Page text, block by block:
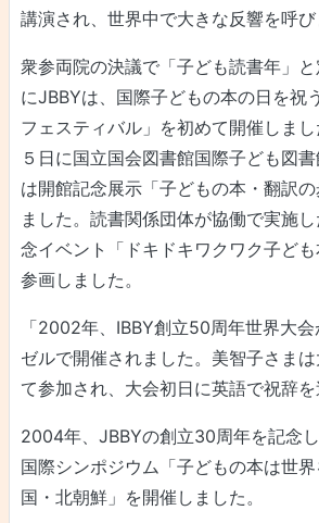
講演され、世界中で大きな反響を呼び
衆参両院の決議で「子ども読書年」
にJBBYは、国際子どもの本の日を祝
フェスティバル」を初めて開催しま
５日に国立国会図書館国際子ども図
は開館記念展示「子どもの本・翻訳
ました。読書関係団体が協働で実施
念イベント「ドキドキワクワク子ど
参画しました。
「2002年、IBBY創立50周年世界大
ゼルで開催されました。美智子さま
て参加され、大会初日に英語で祝辞を
2004年、JBBYの創立30周年を記念し
国際シンポジウム「子どもの本は世
国・北朝鮮」を開催しました。